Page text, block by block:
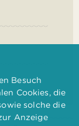
Besuch
Cookies, die
solche die
Anzeige